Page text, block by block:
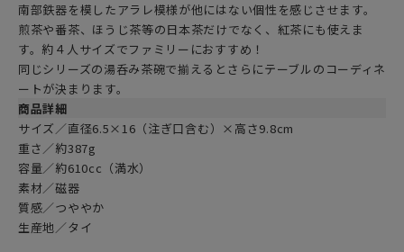
南部鉄器を模したアラレ模様が他にはない個性を感じさせます。
煎茶や番茶、ほうじ茶等の日本茶だけでなく、紅茶にも使えま
す。約４人サイズでファミリーにおすすめ！
同じシリーズの湯呑み茶碗で揃えるとさらにテーブルのコーディネ
ートが決まります。
商品詳細
サイズ／直径6.5×16（注ぎ口含む）×高さ9.8cm
重さ／約387g
容量／約610cc（満水）
素材／磁器
質感／つややか
生産地／タイ